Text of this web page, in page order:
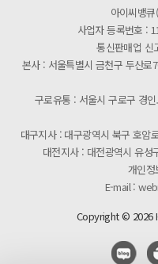
아이씨뱅
사업자 등록번호 :
통신판매업 신
본사 : 서울특별시 금천구 두산
구로유통 : 서울시 구로구 경
대구지사 : 대구광역시 북구 호암
대전지사 : 대전광역시 유성
개인정
E-mail :
Copyright © 2026